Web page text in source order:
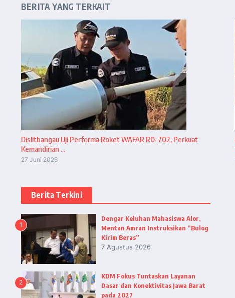
BERITA YANG TERKAIT
Dislitbangau Uji Performa Roket WAFAR RD-702, Perkuat
Kemandirian ...
27 Juni 2026
Berita Terkini
1
Dengar Keluhan Mahasiswa Alor,
Mentan Amran Instruksikan “Bulog
Kirim Beras”
7 Agustus 2026
2
KDM Fokus Tuntaskan Layanan
Dasar dan Konektivitas Jawa Barat
pada 2027